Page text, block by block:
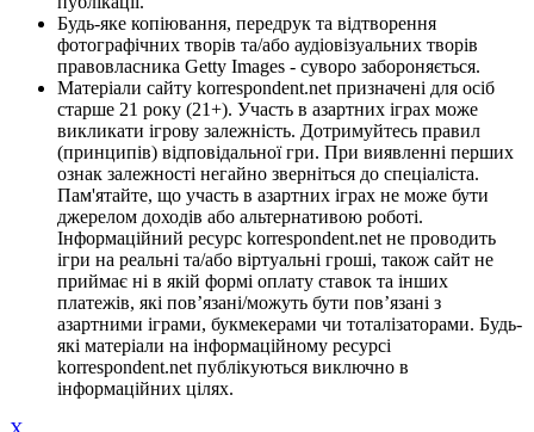
Будь-яке копіювання, передрук та відтворення
фотографічних творів та/або аудіовізуальних творів
правовласника Getty Images - суворо забороняється.
Матеріали сайту korrespondent.net призначені для осіб
старше 21 року (21+). Участь в азартних іграх може
викликати ігрову залежність. Дотримуйтесь правил
(принципів) відповідальної гри. При виявленні перших
ознак залежності негайно зверніться до спеціаліста.
Пам'ятайте, що участь в азартних іграх не може бути
джерелом доходів або альтернативою роботі.
Інформаційний ресурс korrespondent.net не проводить
ігри на реальні та/або віртуальні гроші, також сайт не
приймає ні в якій формі оплату ставок та інших
платежів, які пов’язані/можуть бути пов’язані з
азартними іграми, букмекерами чи тоталізаторами. Будь-
які матеріали на інформаційному ресурсі
korrespondent.net публікуються виключно в
інформаційних цілях.